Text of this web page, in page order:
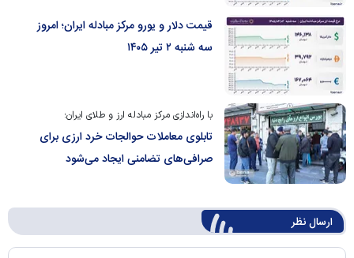
قیمت دلار و یورو مرکز مبادله ایران؛ امروز
سه شنبه ۲ تیر ۱۴۰۵
با راه‌اندازی مرکز مبادله ارز و طلای ایران؛
تابلوی معاملات حوالجات خرد ارزی برای
صرافی‌های تضامنی ایجاد می‌شود
ارسال‌ نظر